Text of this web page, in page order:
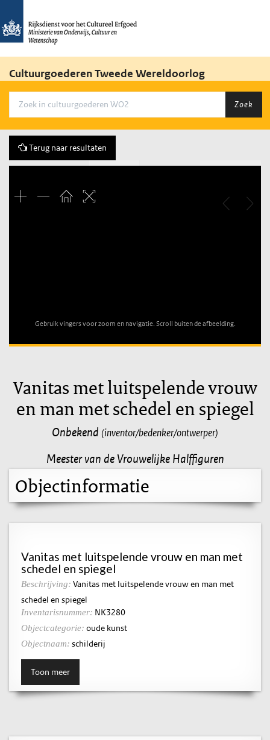
Cultuurgoederen Tweede Wereldoorlog
Zoek
Terug naar resultaten
Gebruik vingers voor zoom en navigatie. Scroll buiten de afbeelding.
Vanitas met luitspelende vrouw
en man met schedel en spiegel
Onbekend (inventor/bedenker/ontwerper)
Meester van de Vrouwelijke Halffiguren
Objectinformatie
Vanitas met luitspelende vrouw en man met
schedel en spiegel
Beschrijving: Vanitas met luitspelende vrouw en man met
schedel en spiegel
Inventarisnummer: NK3280
Objectcategorie: oude kunst
Objectnaam: schilderij
Toon meer